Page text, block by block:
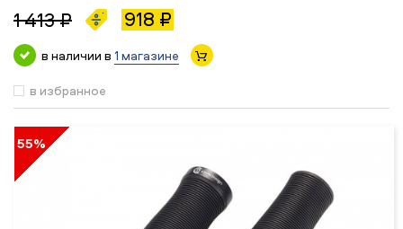
1 413 ₽ 918 ₽
в наличии в 1 магазине
в избранное
55%